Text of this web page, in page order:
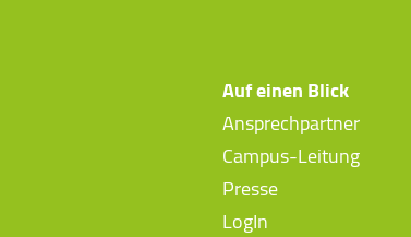
Auf einen Blick
Ansprechpartner
Campus-Leitung
Presse
LogIn